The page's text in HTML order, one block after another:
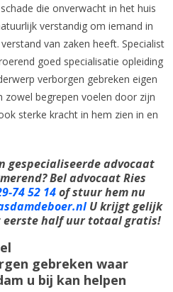
die onverwacht in het huis
verstandig om iemand in
van zaken heeft. Specialist
goed specialisatie opleiding
verborgen gebreken eigen
zowel begrepen voelen door zijn
sterke kracht in hem zien in en
gespecialiseerdeadvocaat
Bel advocaat Ries
74 52 14of stuur hem nu
U krijgt gelijk
eerste half uur totaal gratis!
gebreken waar
u bij kan helpen